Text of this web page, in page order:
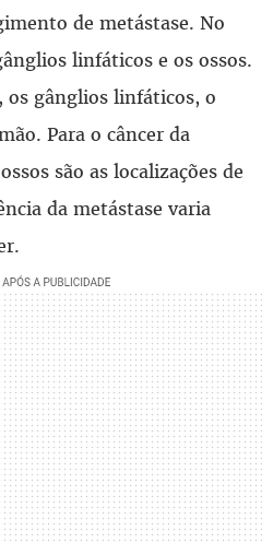
de metástase. No
linfáticos e os ossos.
os gânglios linfáticos, o
Para o câncer da
são as localizações de
da metástase varia